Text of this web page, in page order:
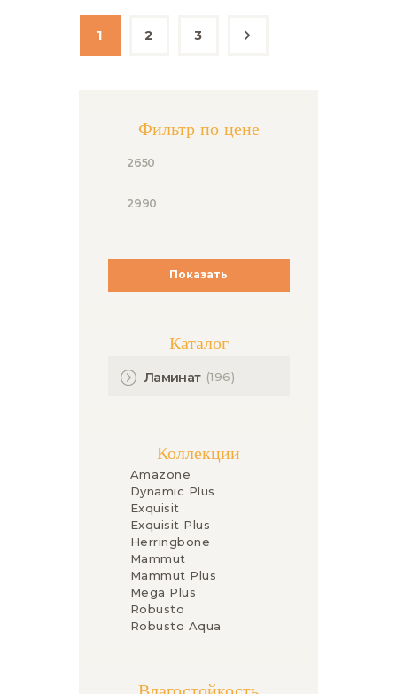
1 2 3
Фильтр по цене
Показать
Каталог
Ламинат (196)
Коллекции
Amazone
Dynamic Plus
Exquisit
Exquisit Plus
Herringbone
Mammut
Mammut Plus
Mega Plus
Robusto
Robusto Aqua